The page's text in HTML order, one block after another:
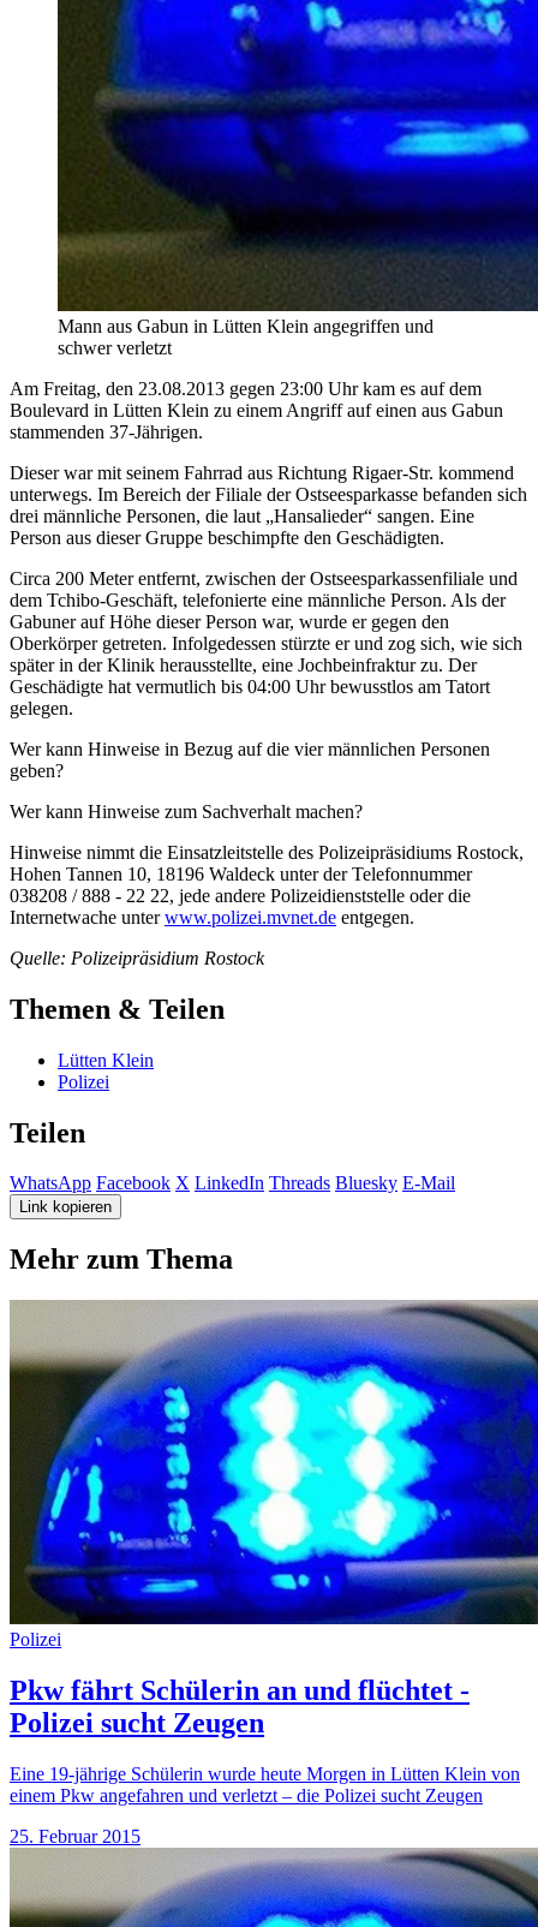
Mann aus Gabun in Lütten Klein angegriffen und
schwer verletzt
Am Freitag, den 23.08.2013 gegen 23:00 Uhr kam es auf dem
Boulevard in Lütten Klein zu einem Angriff auf einen aus Gabun
stammenden 37-Jährigen.
Dieser war mit seinem Fahrrad aus Richtung Rigaer-Str. kommend
unterwegs. Im Bereich der Filiale der Ostseesparkasse befanden sich
drei männliche Personen, die laut „Hansalieder“ sangen. Eine
Person aus dieser Gruppe beschimpfte den Geschädigten.
Circa 200 Meter entfernt, zwischen der Ostseesparkassenfiliale und
dem Tchibo-Geschäft, telefonierte eine männliche Person. Als der
Gabuner auf Höhe dieser Person war, wurde er gegen den
Oberkörper getreten. Infolgedessen stürzte er und zog sich, wie sich
später in der Klinik herausstellte, eine Jochbeinfraktur zu. Der
Geschädigte hat vermutlich bis 04:00 Uhr bewusstlos am Tatort
gelegen.
Wer kann Hinweise in Bezug auf die vier männlichen Personen
geben?
Wer kann Hinweise zum Sachverhalt machen?
Hinweise nimmt die Einsatzleitstelle des Polizeipräsidiums Rostock,
Hohen Tannen 10, 18196 Waldeck unter der Telefonnummer
038208 / 888 - 22 22, jede andere Polizeidienststelle oder die
Internetwache unterwww.polizei.mvnet.de entgegen.
Quelle: Polizeipräsidium Rostock
Themen & Teilen
Lütten Klein
Polizei
Teilen
WhatsApp Facebook X LinkedIn Threads Bluesky E-Mail
Link kopieren
Mehr zum Thema
Polizei
Pkw fährt Schülerin an und flüchtet -
Polizei sucht Zeugen
Eine 19-jährige Schülerin wurde heute Morgen in Lütten Klein von
einem Pkw angefahren und verletzt – die Polizei sucht Zeugen
25. Februar 2015